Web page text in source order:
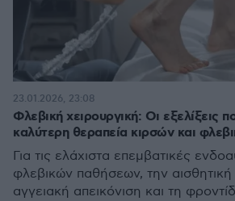
Φλεβική χειρουργική: Οι εξελίξεις
καλύτερη θεραπεία κιρσών και
Για τις ελάχιστα επεμβατικές
φλεβικών παθήσεων, την
αγγειακή απεικόνιση και τη
23.01.2026, 23:08